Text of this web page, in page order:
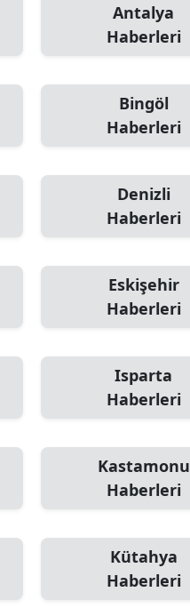
Antalya
Haberleri
Bingöl
Haberleri
Denizli
Haberleri
Eskişehir
Haberleri
Isparta
Haberleri
Kastamonu
Haberleri
Kütahya
Haberleri